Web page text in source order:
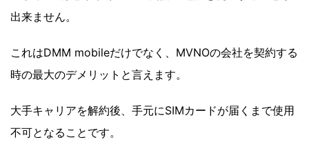
出来ません。
これはDMM mobileだけでなく、MVNOの会社を契約する
時の最大のデメリットと言えます。
大手キャリアを解約後、手元にSIMカードが届くまで使用
不可となることです。